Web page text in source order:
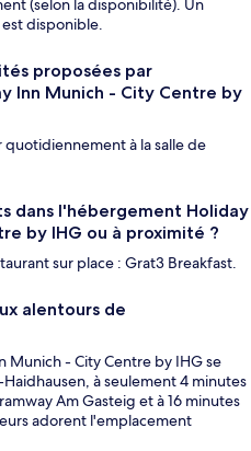
(selon la disponibilité). Un
disponible.
proposées par
Inn Munich - City Centre by
quotidiennement à la salle de
dans l'hébergement Holiday
by IHG ou à proximité ?
sur place : Grat3 Breakfast.
alentours de
Munich - City Centre by IHG se
à seulement 4 minutes
Am Gasteig et à 16 minutes
adorent l'emplacement